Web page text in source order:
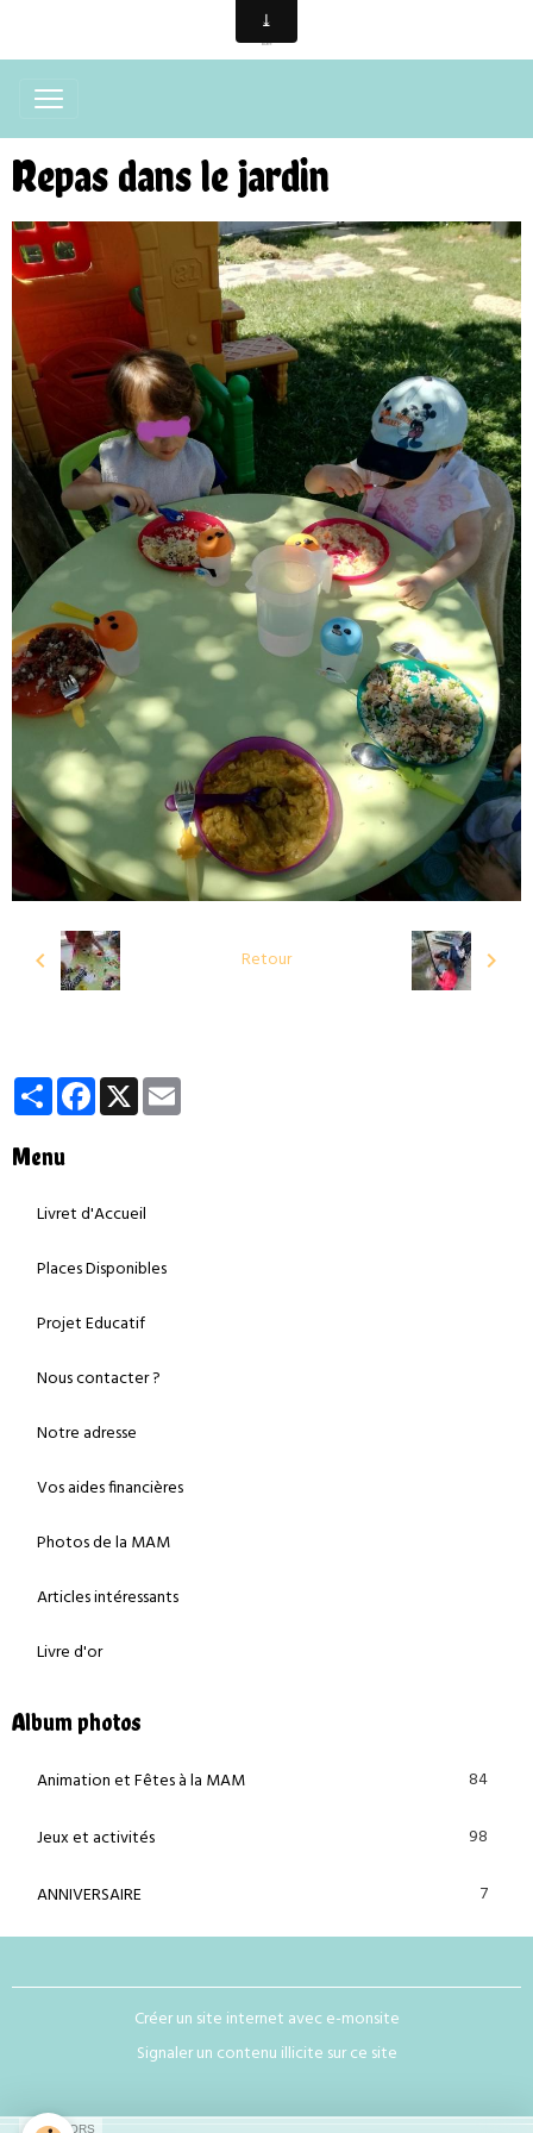
Repas dans le jardin
Retour
PartagerFacebook
X
Menu
Livret d'Accueil
Places Disponibles
Projet Educatif
Nous contacter ?
Notre adresse
Vos aides financières
Photos de la MAM
Articles intéressants
Livre d'or
Album photos
Animation et Fêtes à la MAM 84
Jeux et activités 98
ANNIVERSAIRE 7
Créer un site internet avec e-monsite
Signaler un contenu illicite sur ce site
SPONSORS